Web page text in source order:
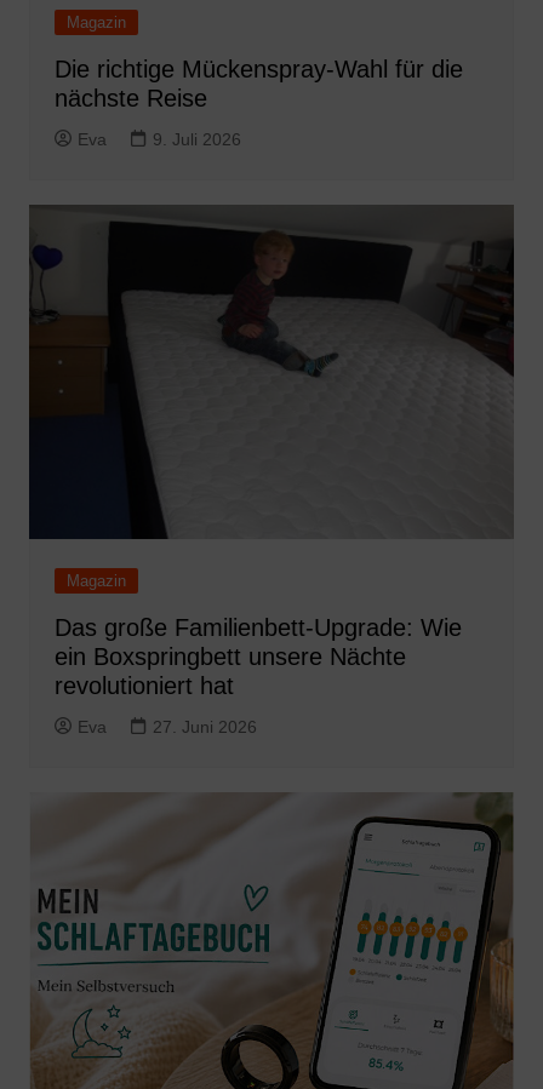
Magazin
Die richtige Mückenspray-Wahl für die
nächste Reise
Eva 9. Juli 2026
Magazin
Das große Familienbett-Upgrade: Wie
ein Boxspringbett unsere Nächte
revolutioniert hat
Eva 27. Juni 2026